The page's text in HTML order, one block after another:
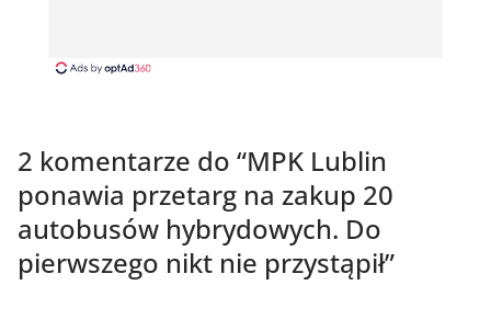
2 komentarze do “MPK Lublin
ponawia przetarg na zakup 20
autobusów hybrydowych. Do
pierwszego nikt nie przystąpił”